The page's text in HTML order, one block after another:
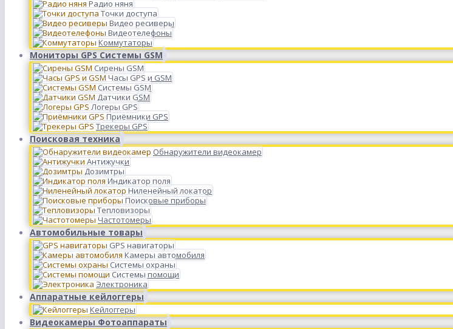
Радио няня
Точки доступа
Видео ресиверы
Видеотелефоны
Коммутаторы
Мониторы GPS Системы GSM
Сирены GSM
Часы GPS и GSM
Системы GSM
Датчики GSM
Логеры GPS
Приёмники GPS
Трекеры GPS
Поисковая техника
Обнаружители видеокамер
Антижучки
Дозимтры
Индикатор поля
Ниленейный локатор
Поисковые приборы
Тепловизоры
Частотомеры
Автомобильные товары
GPS навигаторы
Камеры автомобиля
Системы охраны
Системы помощи
Электроника
Аппаратные кейлоггеры
Кейлоггеры
Видеокамеры Фотоаппараты